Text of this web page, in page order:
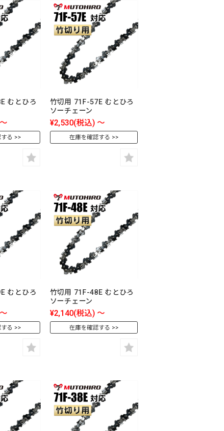
むとひろ
～
る
竹切用 71F-57E むとひろ
ソーチェーン
¥2,530(税込) ～
在庫を確認する
むとひろ
～
る
竹切用 71F-48E むとひろ
ソーチェーン
¥2,140(税込) ～
在庫を確認する